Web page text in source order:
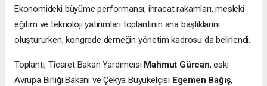
Ekonomideki büyüme performansı, ihracat rakamları, mesleki
eğitim ve teknoloji yatırımları toplantının ana başlıklarını
oluştururken, kongrede derneğin yönetim kadrosu da belirlendi.
Toplantı, Ticaret Bakan Yardımcısı Mahmut Gürcan, eski
Avrupa Birliği Bakanı ve Çekya Büyükelçisi Egemen Bağış,